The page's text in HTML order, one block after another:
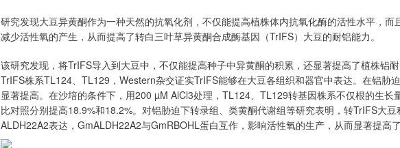
研究发现大豆异黄酮作为一种天然的抗氧化剂，不仅能提高植株体内抗氧化酶的活性水平，而
减少活性氧的产生，从而提高了转白三叶草异黄酮合成酶基因（TrIFS）大豆的耐铝能力。
该研究发现，将TrIFS导入到大豆中，不仅能提高种子中异黄酮的积累，还显著提高了植株铝
TrIFS株系TL124、TL129，Western杂交证实TrIFS能够在大豆各组织和器官中表达。在铝胁
显著提高。在沙培的条件下，用200 µM AlCl3处理，TL124、TL129转基因株系不仅根的生长
比对照分别提高18.9%和18.2%。对铝胁迫下转录组、类黄酮代谢组等研究表明，转TrIFS大
ALDH22A2表达，GmALDH22A2与GmRBOHL蛋白互作，影响活性氧的生产，从而显著提高